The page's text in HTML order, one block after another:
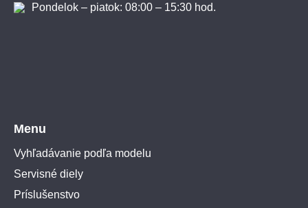
Pondelok – piatok: 08:00 – 15:30 hod.
Menu
Vyhľadávanie podľa modelu
Servisné diely
Príslušenstvo